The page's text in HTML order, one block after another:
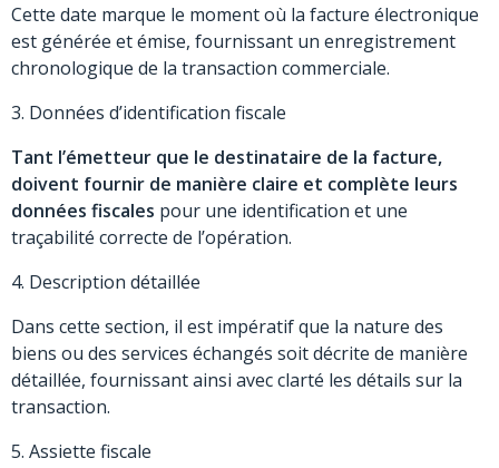
Cette date marque le moment où la facture électronique
est générée et émise, fournissant un enregistrement
chronologique de la transaction commerciale.
3. Données d’identification fiscale
Tant l’émetteur que le destinataire de la facture,
doivent fournir de manière claire et complète leurs
données fiscales pour une identification et une
traçabilité correcte de l’opération.
4. Description détaillée
Dans cette section, il est impératif que la nature des
biens ou des services échangés soit décrite de manière
détaillée, fournissant ainsi avec clarté les détails sur la
transaction.
5. Assiette fiscale